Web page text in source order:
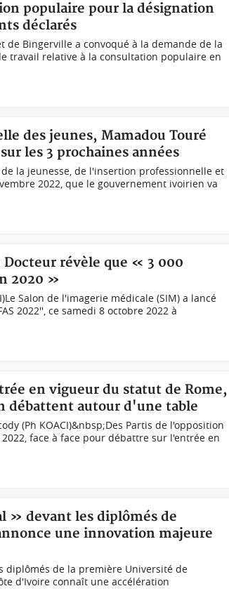
populaire pour la désignation
déclarés
de Bingerville a convoqué à la demande de la
travail relative à la consultation populaire en
des jeunes, Mamadou Touré
les 3 prochaines années
la jeunesse, de l'insertion professionnelle et
2022, que le gouvernement ivoirien va
révèle que « 3 000
2020 »
Salon de l'imagerie médicale (SIM) a lancé
2022'', ce samedi 8 octobre 2022 à
en vigueur du statut de Rome,
débattent autour d'une table
(Ph KOACI)&nbsp;Des Partis de l'opposition
face à face pour débattre sur l'entrée en
» devant les diplômés de
une innovation majeure
diplômés de la première Université de
d'Ivoire connaît une accélération